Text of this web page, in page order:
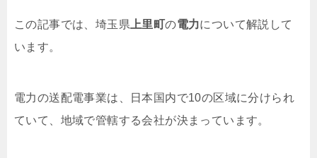
この記事では、埼玉県上里町の電力について解説して
います。
電力の送配電事業は、日本国内で10の区域に分けられ
ていて、地域で管轄する会社が決まっています。